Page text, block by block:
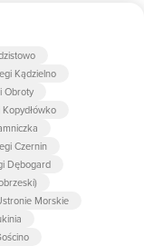
Kądzielno
Obroty
Kopydłówko
Czernin
Dębogard
Morskie